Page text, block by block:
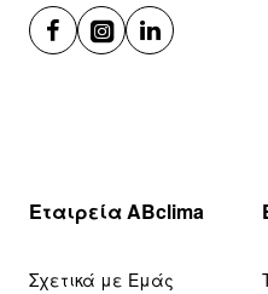
Εταιρεία ABclima
Σχετικά με Εμάς